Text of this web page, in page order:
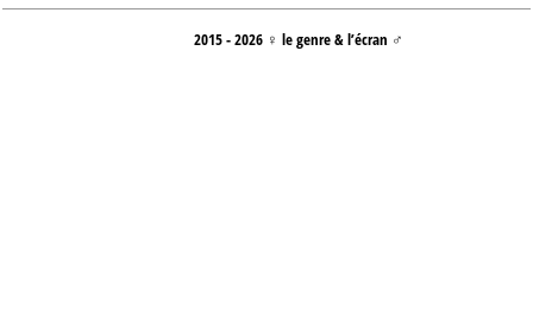
2015 - 2026 ♀ le genre & l’écran ♂